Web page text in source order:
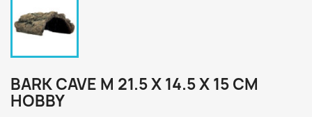
BARK CAVE M 21.5 X 14.5 X 15 CM
HOBBY